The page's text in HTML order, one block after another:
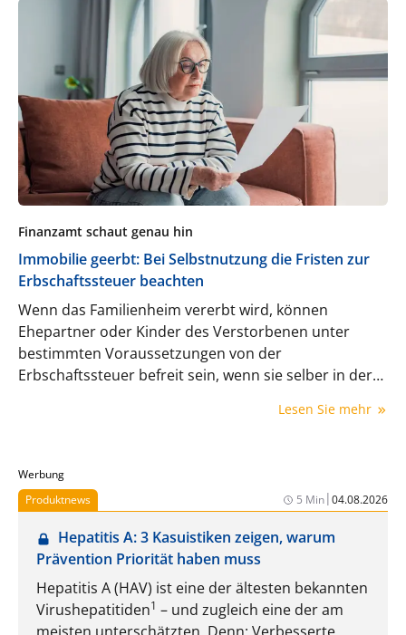
Finanzamt schaut genau hin
Immobilie geerbt: Bei Selbstnutzung die Fristen zur
Erbschaftssteuer beachten
Wenn das Familienheim vererbt wird, können
Ehepartner oder Kinder des Verstorbenen unter
bestimmten Voraussetzungen von der
Erbschaftssteuer befreit sein, wenn sie selber in der
Welche Fristen und Stolperfallen sind zu beachten?
Lesen Sie mehr
Werbung
Produktnews
5 Min|04.08.2026
Hepatitis A: 3 Kasuistiken zeigen, warum
Prävention Priorität haben muss
Hepatitis A (HAV) ist eine der ältesten bekannten
Virushepatitiden1 – und zugleich eine der am